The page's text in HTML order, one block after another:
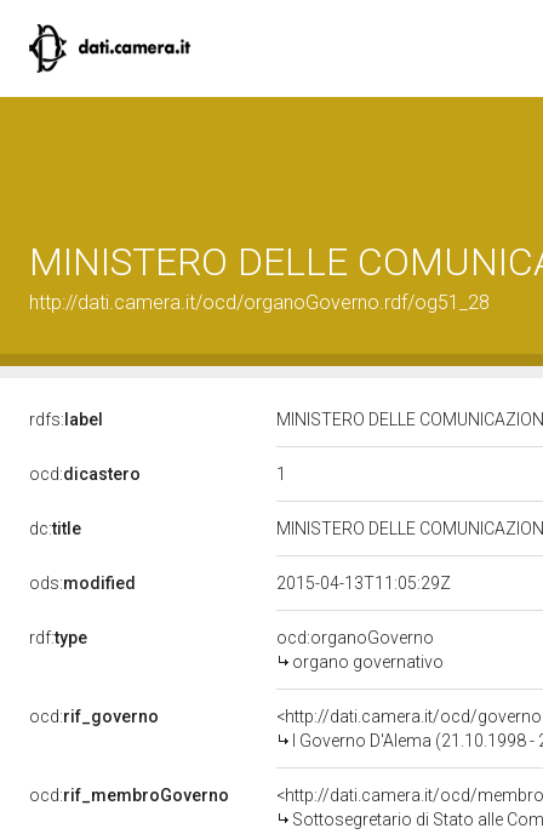
MINISTERO DELLE
http://dati.camera.it/ocd/organoGoverno.rdf/og51_28
rdfs: label MINISTERO DELLE
ocd:dicastero 1
dc:title MINISTERO DELLE
ods:modified 2015-04-13T11:05:29Z
rdf:type
ocd:organoGoverno
organo governativo
ocd:rif_governo
<http://dati.camera.it/ocd/
I Governo D'Alema (21.10.1998 -
ocd:rif_membroGoverno
<http://dati.camera.it/ocd/
Sottosegretario di Stato alle